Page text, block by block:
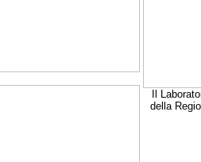
Il
della